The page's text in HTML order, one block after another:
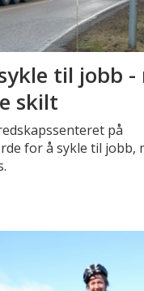
til jobb -
skilt
på
for å sykle til jobb,